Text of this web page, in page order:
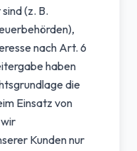
(z. B.
nach Art. 6
haben
die
Einsatz von
Kunden nur